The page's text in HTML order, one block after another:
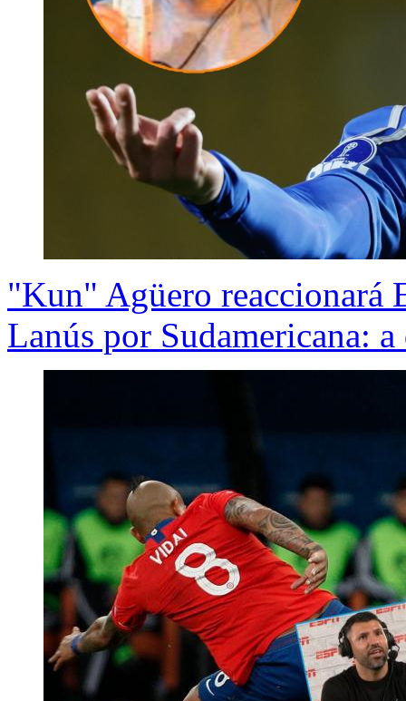
"Kun" Agüero reaccionará
Lanús por Sudamericana: